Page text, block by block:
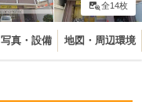
全14枚
写真・設備 地図・周辺環境